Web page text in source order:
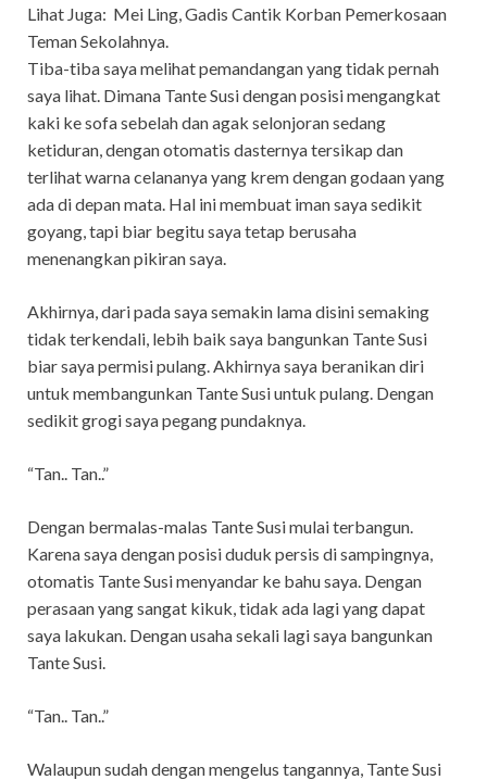
Lihat Juga: Mei Ling, Gadis Cantik Korban Pemerkosaan
Teman Sekolahnya.
Tiba-tiba saya melihat pemandangan yang tidak pernah
saya lihat. Dimana Tante Susi dengan posisi mengangkat
kaki ke sofa sebelah dan agak selonjoran sedang
ketiduran, dengan otomatis dasternya tersikap dan
terlihat warna celananya yang krem dengan godaan yang
ada di depan mata. Hal ini membuat iman saya sedikit
goyang, tapi biar begitu saya tetap berusaha
menenangkan pikiran saya.
Akhirnya, dari pada saya semakin lama disini semaking
tidak terkendali, lebih baik saya bangunkan Tante Susi
biar saya permisi pulang. Akhirnya saya beranikan diri
untuk membangunkan Tante Susi untuk pulang. Dengan
sedikit grogi saya pegang pundaknya.
“Tan.. Tan..”
Dengan bermalas-malas Tante Susi mulai terbangun.
Karena saya dengan posisi duduk persis di sampingnya,
otomatis Tante Susi menyandar ke bahu saya. Dengan
perasaan yang sangat kikuk, tidak ada lagi yang dapat
saya lakukan. Dengan usaha sekali lagi saya bangunkan
Tante Susi.
“Tan.. Tan..”
Walaupun sudah dengan mengelus tangannya, Tante Susi